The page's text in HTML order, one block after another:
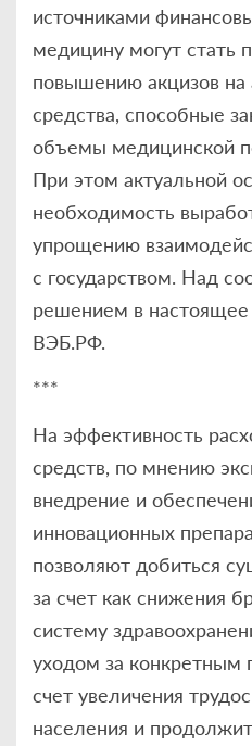
источниками
медицину могут стать
повышению акцизов на
средства, способные
объемы медицинской
При этом актуальной
необходимость
упрощению
с государством. Над
решением в настоящее
ВЭБ.РФ.
***
На эффективность
средств, по мнению
внедрение и
инновационных
позволяют добиться
за счет как снижения
систему
уходом за конкретным
счет увеличения
населения и